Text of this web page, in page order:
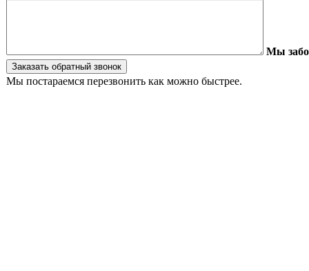
Мы
Мы постараемся перезвонить как можно быстрее.